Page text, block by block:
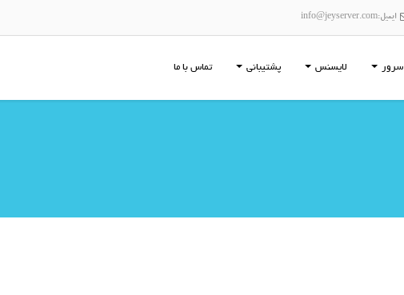
ایمیل:info@jeyserver.com
سرور لایسنس پشتیبانی تماس با ما